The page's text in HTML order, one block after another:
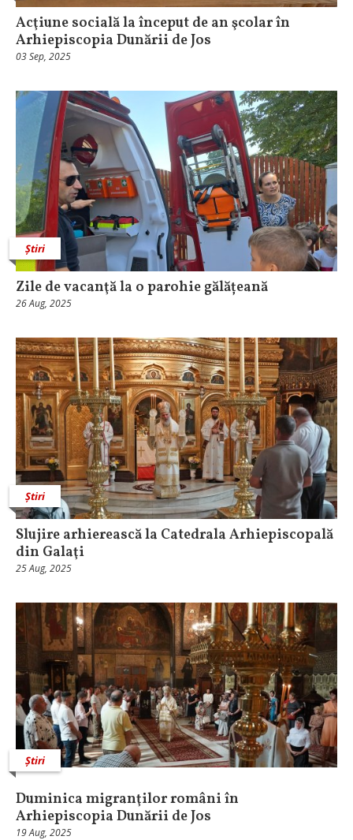
Acţiune socială la început de an şcolar în
Arhiepiscopia Dunării de Jos
03 Sep, 2025
Știri
Zile de vacanţă la o parohie gălățeană
26 Aug, 2025
Știri
Slujire arhierească la Catedrala Arhiepiscopală
din Galaţi
25 Aug, 2025
Știri
Duminica migranţilor români în
Arhiepiscopia Dunării de Jos
19 Aug, 2025